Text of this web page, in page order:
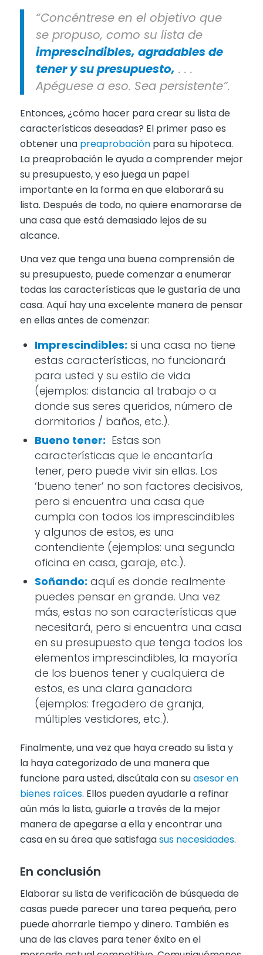
“Concéntrese en el objetivo que
se propuso, como su lista de
imprescindibles, agradables de
tener y su presupuesto, . . .
Apéguese a eso. Sea persistente”.
Entonces, ¿cómo hacer para crear su lista de
características deseadas? El primer paso es
obtener una preaprobaciónpara su hipoteca.
La preaprobación le ayuda a comprender mejor
su presupuesto, y eso juega un papel
importante en la forma en que elaborará su
lista. Después de todo, no quiere enamorarse de
una casa que está demasiado lejos de su
alcance.
Una vez que tenga una buena comprensión de
su presupuesto, puede comenzar a enumerar
todas las características que le gustaría de una
casa. Aquí hay una excelente manera de pensar
en ellas antes de comenzar:
Imprescindibles: si una casa no tiene
estas características, no funcionará
para usted y su estilo de vida
(ejemplos: distancia al trabajo o a
donde sus seres queridos, número de
dormitorios / baños, etc.).
Bueno tener: Estas son
características que le encantaría
tener, pero puede vivir sin ellas. Los
‘bueno tener’ no son factores decisivos,
pero si encuentra una casa que
cumpla con todos los imprescindibles
y algunos de estos, es una
contendiente (ejemplos: una segunda
oficina en casa, garaje, etc.).
Soñando: aquí es donde realmente
puedes pensar en grande. Una vez
más, estas no son características que
necesitará, pero si encuentra una casa
en su presupuesto que tenga todos los
elementos imprescindibles, la mayoría
de los buenos tener y cualquiera de
estos, es una clara ganadora
(ejemplos: fregadero de granja,
múltiples vestidores, etc.).
Finalmente, una vez que haya creado su lista y
la haya categorizado de una manera que
funcione para usted, discútala con suasesor en
bienes raíces. Ellos pueden ayudarle a refinar
aún más la lista, guiarle a través de la mejor
manera de apegarse a ella y encontrar una
casa en su área que satisfagasus necesidades.
En conclusión
Elaborar su lista de verificación de búsqueda de
casas puede parecer una tarea pequeña, pero
puede ahorrarle tiempo y dinero. También es
una de las claves para tener éxito en el